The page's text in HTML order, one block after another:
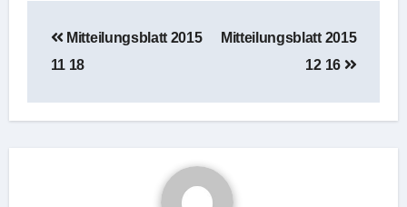
Mitteilungsblatt 2015
11 18
Mitteilungsblatt 2015
12 16